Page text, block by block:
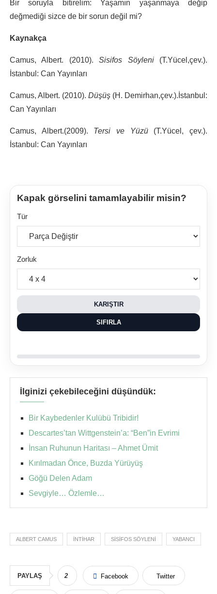
Bir soruyla bitirelim: Yaşamın yaşanmaya değip
değmediği sizce de bir sorun değil mi?
Kaynakça
Camus, Albert. (2010). Sisifos Söyleni(T.Yücel,çev.).
İstanbul: Can Yayınları
Camus, Albert. (2010). Düşüş (H. Demirhan,çev.).İstanbul:
Can Yayınları
Camus, Albert.(2009). Tersi ve Yüzü (T.Yücel, çev.).
İstanbul: Can Yayınları
Kapak görselini tamamlayabilir misin?
Tür
Zorluk
KARIŞTIR
SIFIRLA
İlginizi çekebileceğini düşündük:
Bir Kaybedenler Kulübü Tribidir!
Descartes’tan Wittgenstein’a: “Ben”in Evrimi
İnsan Ruhunun Haritası – Ahmet Ümit
Kırılmadan Önce, Buzda Yürüyüş
Göğü Delen Adam
Sevgiyle… Özlemle…
ALBERT CAMUS İNTIHAR SISIFOS SÖYLENI YABANCI
PAYLAŞ 2 Facebook Twitter